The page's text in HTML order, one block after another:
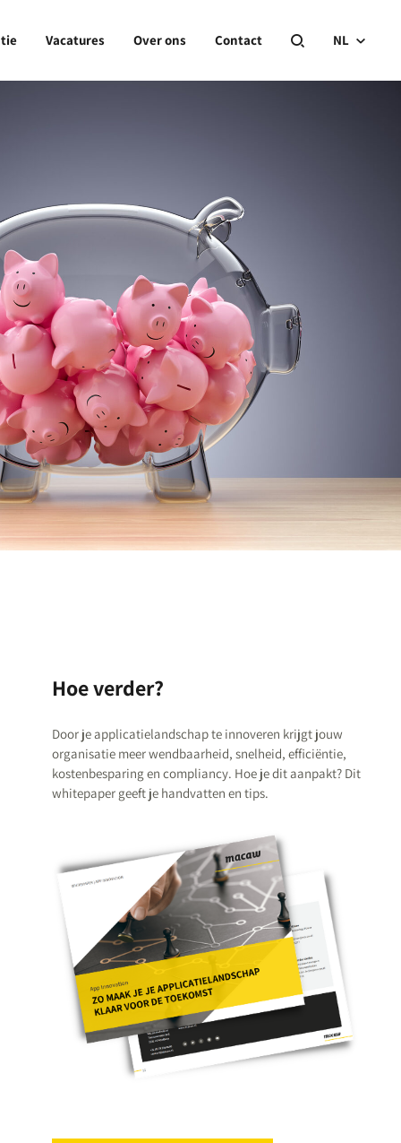
Vacatures Over ons Contact NL
Hoe verder?
Door je applicatielandschap te innoveren krijgt jouw
organisatie meer wendbaarheid, snelheid, efficiëntie,
kostenbesparing en compliancy. Hoe je dit aanpakt? Dit
whitepaper geeft je handvatten en tips.